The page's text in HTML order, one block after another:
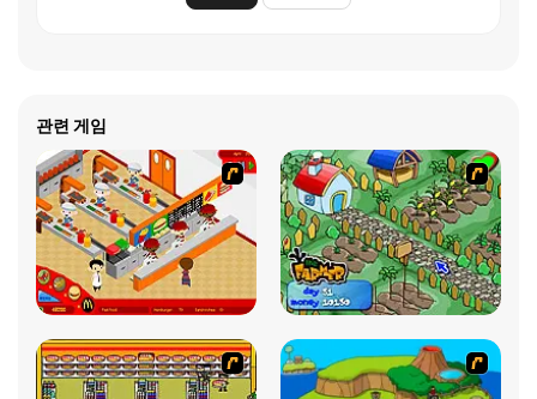
관련 게임